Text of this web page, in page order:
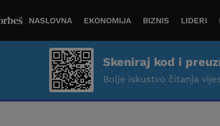
NASLOVNA EKONOMIJA BIZNIS LIDERI
Skeniraj kod i
Bolje iskustvo čitanja